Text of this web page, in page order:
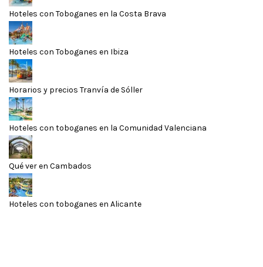
Hoteles con Toboganes en la Costa Brava
Hoteles con Toboganes en Ibiza
Horarios y precios Tranvía de Sóller
Hoteles con toboganes en la Comunidad Valenciana
Qué ver en Cambados
Hoteles con toboganes en Alicante